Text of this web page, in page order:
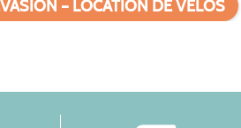
– LOCATION DE VÉLOS